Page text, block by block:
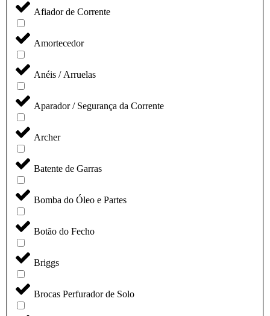
Afiador de Corrente
Amortecedor
Anéis / Arruelas
Aparador / Segurança da Corrente
Archer
Batente de Garras
Bomba do Óleo e Partes
Botão do Fecho
Briggs
Brocas Perfurador de Solo